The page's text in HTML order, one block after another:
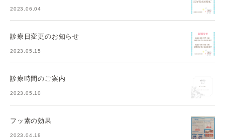
2023.06.04
診療日変更のお知らせ
2023.05.15
診療時間のご案内
2023.05.10
フッ素の効果
2023.04.18